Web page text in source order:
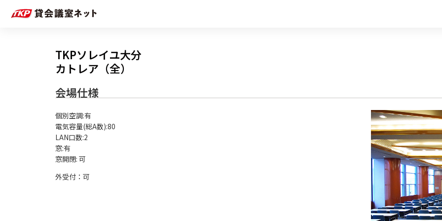
TKPソレイユ大分
カトレア（全）
会場仕様
個別空調:有
電気容量(総A数):80
LAN口数:2
窓:有
外受付：可